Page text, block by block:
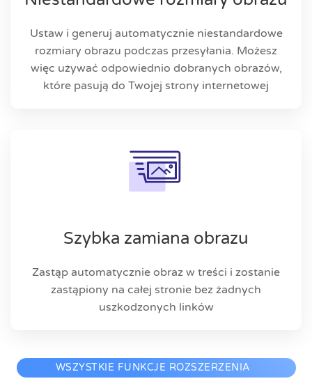
Ustaw i generuj automatycznie niestandardowe
rozmiary obrazu podczas przesyłania. Możesz
więc używać odpowiednio dobranych obrazów,
które pasują do Twojej strony internetowej
Szybka zamiana obrazu
Zastąp automatycznie obraz w treści i zostanie
zastąpiony na całej stronie bez żadnych
uszkodzonych linków
WSZYSTKIE FUNKCJE ROZSZERZENIA